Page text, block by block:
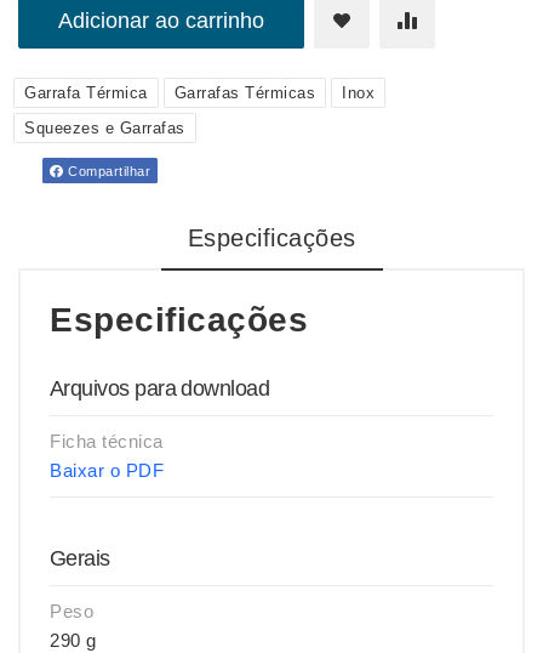
Adicionar ao carrinho
Garrafa Térmica Garrafas Térmicas
Inox
Squeezes e Garrafas
Compartilhar
Especificações
Especificações
Arquivos para download
Ficha técnica
Baixar o PDF
Gerais
Peso
290 g